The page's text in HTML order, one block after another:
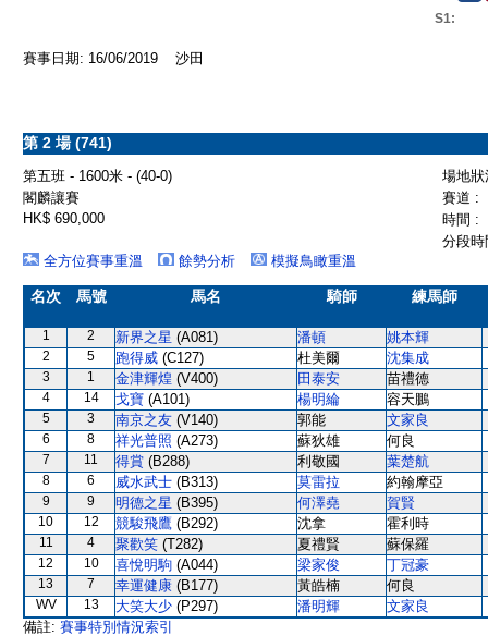
S1:
賽事日期: 16/06/2019 沙田
第 2 場 (741)
第五班 - 1600米 - (40-0)
場地
閣麟讓賽
賽道 :
HK$ 690,000
時間 :
分段
全方位賽事重溫
餘勢分析 模擬鳥瞰重溫
名次 馬號 馬名 騎師 練馬師
1 2 新界之星 (A081) 潘頓 姚本輝
2 5 跑得威 (C127) 杜美爾 沈集成
3 1 金津輝煌 (V400) 田泰安 苗禮德
4 14 戈寶 (A101) 楊明綸 容天鵬
5 3 南京之友 (V140) 郭能 文家良
6 8 祥光普照 (A273) 蘇狄雄 何良
7 11 得賞 (B288) 利敬國 葉楚航
8 6 威水武士 (B313) 莫雷拉 約翰摩亞
9 9 明德之星 (B395) 何澤堯 賀賢
10 12 競駿飛鷹 (B292) 沈拿 霍利時
11 4 聚歡笑 (T282) 夏禮賢 蘇保羅
12 10 喜悅明駒 (A044) 梁家俊 丁冠豪
13 7 幸運健康 (B177) 黃皓楠 何良
WV 13 大笑大少 (P297) 潘明輝
文家良
備註: 賽事特別情況索引